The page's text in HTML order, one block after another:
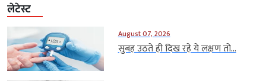
लेटेस्ट
August 07, 2026
सुबह उठते ही दिख रहे ये लक्षण तो...